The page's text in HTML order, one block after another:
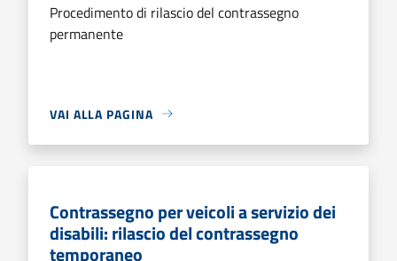
Procedimento di rilascio del contrassegno
permanente
VAI ALLA PAGINA
Contrassegno per veicoli a servizio dei
disabili: rilascio del contrassegno
temporaneo